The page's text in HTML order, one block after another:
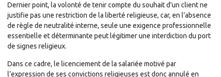
Dernier point, la volonté de tenir compte du souhait d’un client ne
justifie pas une restriction de la liberté religieuse, car, en l’absence
de règle de neutralité interne, seule une exigence professionnelle
essentielle et déterminante peut légitimer une interdiction du port
de signes religieux.
Dans ce cadre, le licenciement de la salariée motivé par
l’expression de ses convictions religieuses est donc annulé en